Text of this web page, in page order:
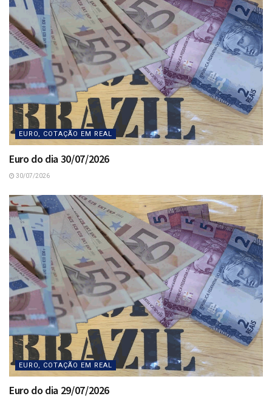
EURO, COTAÇÃO EM REAL
Euro do dia 30/07/2026
30/07/2026
EURO, COTAÇÃO EM REAL
Euro do dia 29/07/2026